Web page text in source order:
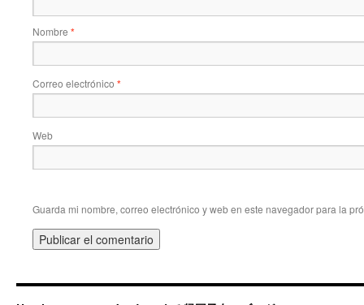
Nombre *
Correo electrónico *
Web
Guarda mi nombre, correo electrónico y web en este navegador para la